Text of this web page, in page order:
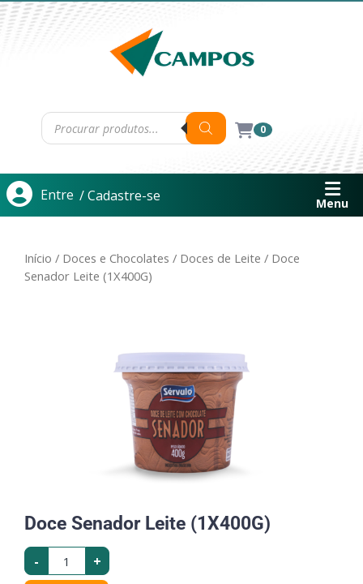
0
Entre / Cadastre-se Menu
Início / Doces e Chocolates / Doces de Leite / Doce
Senador Leite (1X400G)
Doce Senador Leite (1X400G)
- +